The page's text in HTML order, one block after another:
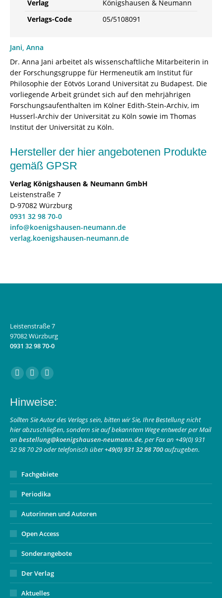
Verlag
Königshausen & Neumann
Verlags-Code
05/5108091
Jani, Anna
Dr. Anna Jani arbeitet als wissenschaftliche Mitarbeiterin in
der Forschungsgruppe für Hermeneutik am Institut für
Philosophie der Eötvös Lorand Universität zu Budapest. Die
vorliegende Arbeit gründet sich auf den mehrjährigen
Forschungsaufenthalten im Kölner Edith-Stein-Archiv, im
Husserl-Archiv der Universität zu Köln sowie im Thomas
Institut der Universität zu Köln.
Hersteller der hier angebotenen Produkte
gemäß GPSR
Verlag Königshausen & Neumann GmbH
Leistenstraße 7
D-97082 Würzburg
0931 32 98 70-0
info@koenigshausen-neumann.de
verlag.koenigshausen-neumann.de
Leistenstraße 7
97082 Würzburg
0931 32 98 70-0
Finden Sie uns auf:
Facebook
opens
in
new
window
Instagram
opens
in
new
window
E-
page
opens
in
new
window
Hinweise:
Sollten Sie Autor des Verlags sein, bitten wir Sie, Ihre Bestellung nicht
hier abzuschließen, sondern sie auf bekanntem Wege entweder per Mail
an bestellung@koenigshausen-neumann.de, per Fax an +49(0) 931
32 98 70 29 oder telefonisch über+49(0) 931 32 98 700aufzugeben.
Fachgebiete
Periodika
Autorinnen und Autoren
Open Access
Sonderangebote
Der Verlag
Aktuelles